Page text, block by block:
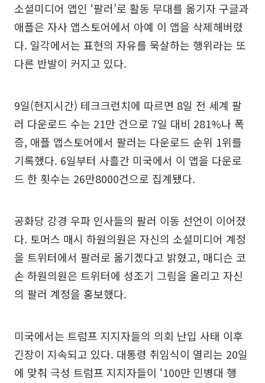
소셜미디어 앱인 ‘팔러’로 활동 무대를 옮기자 구글과
애플은 자사 앱스토어에서 아예 이 앱을 삭제해버렸
다. 일각에서는 표현의 자유를 묵살하는 행위라는 또
다른 반발이 커지고 있다.
9일(현지시간) 테크크런치에 따르면 8일 전 세계 팔
러 다운로드 수는 21만 건으로 7일 대비 281%나 폭
증, 애플 앱스토어에서 팔러는 다운로드 순위 1위를
기록했다. 6일부터 사흘간 미국에서 이 앱을 다운로
드 한 횟수는 26만8000건으로 집계됐다.
공화당 강경 우파 인사들의 팔러 이동 선언이 이어졌
다. 토머스 매시 하원의원은 자신의 소셜미디어 계정
을 트위터에서 팔러로 옮기겠다고 밝혔고, 매디슨 코
손 하원의원은 트위터에 성조기 그림을 올리고 자신
의 팔러 계정을 홍보했다.
미국에서는 트럼프 지지자들의 의회 난입 사태 이후
긴장이 지속되고 있다. 대통령 취임식이 열리는 20일
에 맞춰 극성 트럼프 지지자들이 ‘100만 민병대 행